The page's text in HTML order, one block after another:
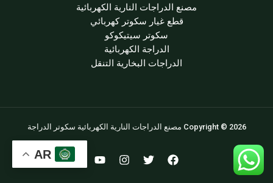
مصنع الدراجات النارية الكهربائية
قطع غيار سكوتر كهربائي
سكوتر سيتيكوكو
الدراجة الكهربائية
الدراجات البخارية التنقل
Copyright © 2026 مصنع الدراجات النارية الكهربائية سكوتر الدراجة
AR